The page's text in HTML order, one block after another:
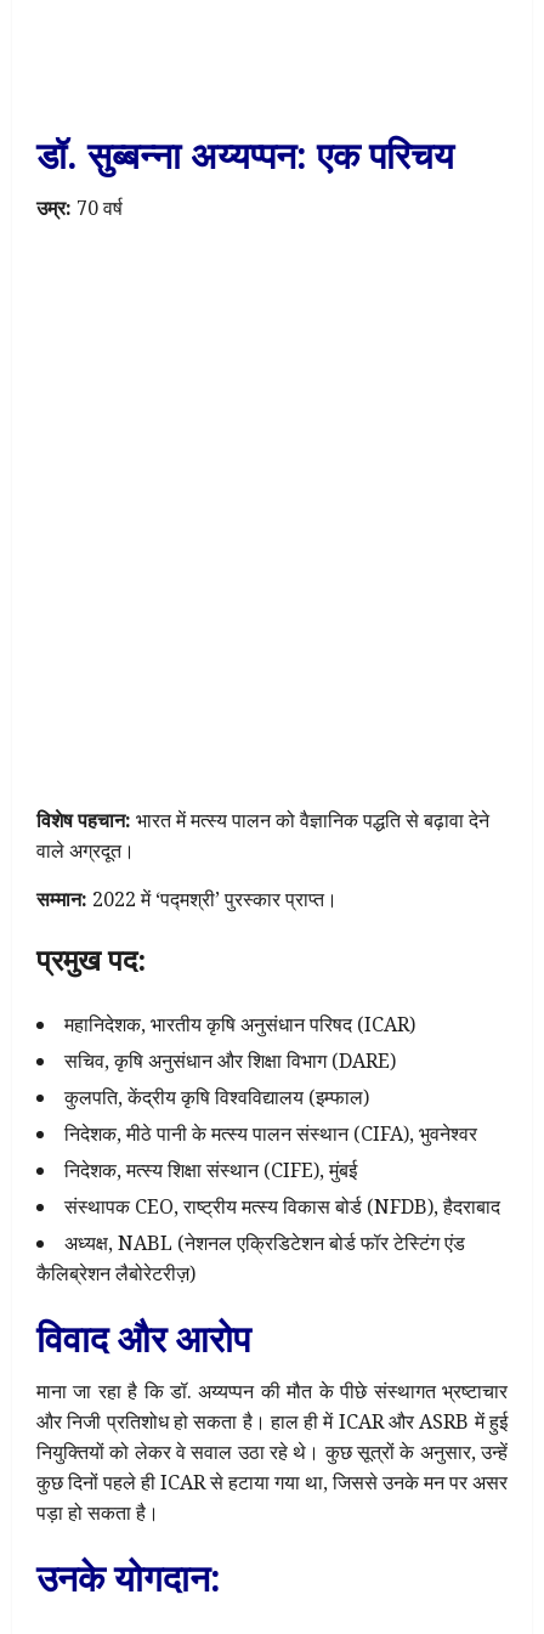
डॉ. सुब्बन्ना अय्यप्पन: एक परिचय
उम्र: 70 वर्ष
विशेष पहचान: भारत में मत्स्य पालन को वैज्ञानिक पद्धति से बढ़ावा देने
वाले अग्रदूत।
सम्मान: 2022 में ‘पद्मश्री’ पुरस्कार प्राप्त।
प्रमुख पद:
महानिदेशक, भारतीय कृषि अनुसंधान परिषद (ICAR)
सचिव, कृषि अनुसंधान और शिक्षा विभाग (DARE)
कुलपति, केंद्रीय कृषि विश्वविद्यालय (इम्फाल)
निदेशक, मीठे पानी के मत्स्य पालन संस्थान (CIFA), भुवनेश्वर
निदेशक, मत्स्य शिक्षा संस्थान (CIFE), मुंबई
संस्थापक CEO, राष्ट्रीय मत्स्य विकास बोर्ड (NFDB), हैदराबाद
अध्यक्ष, NABL (नेशनल एक्रिडिटेशन बोर्ड फॉर टेस्टिंग एंड
कैलिब्रेशन लैबोरेटरीज़)
विवाद और आरोप
माना जा रहा है कि डॉ. अय्यप्पन की मौत के पीछे संस्थागत भ्रष्टाचार
और निजी प्रतिशोध हो सकता है। हाल ही में ICAR और ASRB में हुई
नियुक्तियों को लेकर वे सवाल उठा रहे थे। कुछ सूत्रों के अनुसार, उन्हें
कुछ दिनों पहले ही ICAR से हटाया गया था, जिससे उनके मन पर असर
पड़ा हो सकता है।
उनके योगदान: